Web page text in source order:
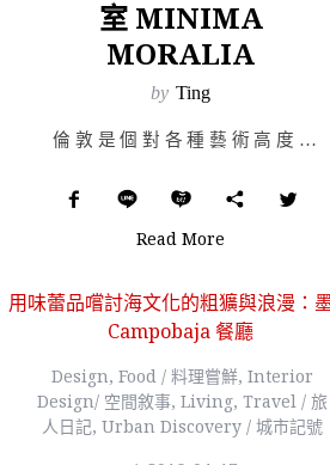
室 MINIMA
MORALIA
by Ting
倫敦是個對各種藝術高度接納的城市，任何人皆有無限的可能與機會，吸引世界各地藝術創作者紛…
Read More
Design, Food / 料理嘗鮮, Interior
Design/ 空間敘事, Living, Travel / 旅
人日記, Urban Discovery / 城市記號